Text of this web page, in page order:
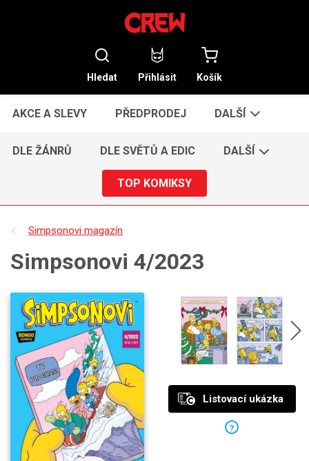
Hledat Přihlásit Košík
AKCE A SLEVY PŘEDPRODEJ DALŠÍ
DLE ŽÁNRŮ DLE SVĚTŮ A EDIC DALŠÍ
TOP KOMIKSY
Simpsonovi magazín
Simpsonovi 4/2023
Listovací ukázka
?